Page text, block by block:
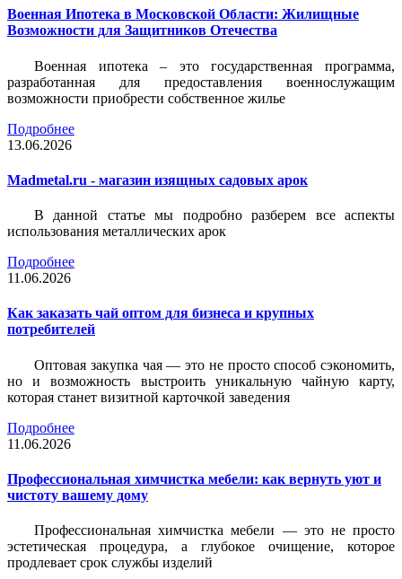
Военная Ипотека в Московской Области: Жилищные
Возможности для Защитников Отечества
Военная ипотека – это государственная программа,
разработанная для предоставления военнослужащим
возможности приобрести собственное жилье
Подробнее
13.06.2026
Madmetal.ru - магазин изящных садовых арок
В данной статье мы подробно разберем все аспекты
использования металлических арок
Подробнее
11.06.2026
Как заказать чай оптом для бизнеса и крупных
потребителей
Оптовая закупка чая — это не просто способ сэкономить,
но и возможность выстроить уникальную чайную карту,
которая станет визитной карточкой заведения
Подробнее
11.06.2026
Профессиональная химчистка мебели: как вернуть уют и
чистоту вашему дому
Профессиональная химчистка мебели — это не просто
эстетическая процедура, а глубокое очищение, которое
продлевает срок службы изделий